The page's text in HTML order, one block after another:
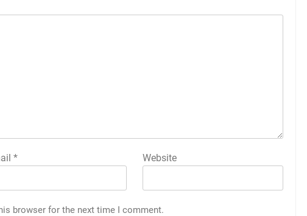
* Website
browser for the next time I comment.